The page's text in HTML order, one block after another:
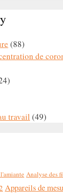
(88)
de
travail (49)
Analyse des
Appareils de